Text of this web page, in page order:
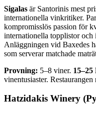
Sigalas är Santorinis mest
internationella vinkritiker.
kompromisslös passion för
internationella topplistor och
Anläggningen vid Baxedes
som serverar matchade
Provning: 5–8 viner.
vinentusiaster.
Hatzidakis Winery